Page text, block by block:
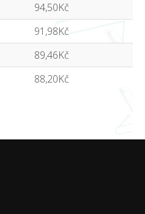
94,50Kč
91,98Kč
89,46Kč
88,20Kč